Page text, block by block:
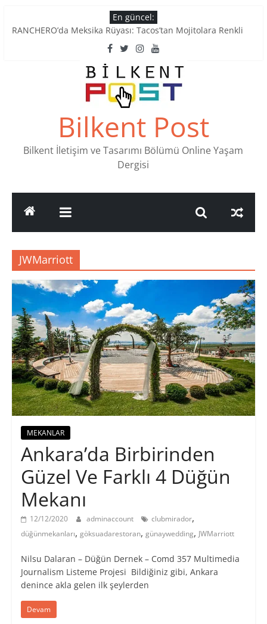
to
En güncel:
Tatlı Konuşalım: Ankara’nın 4 Köklü Pastanesi
RANCHERO’da Meksika Rüyası: Tacos’tan Mojitolara Renkli
Ankara’nın Ruhunu Notalarda Yaşatan 4 Müzik Durağı
Pullardaki tarih: PTT Pul Müzesi
Stamp Collectors Unite: Places to Find Stamps in Ankara
Bilkent Post
Bilkent İletişim ve Tasarımı Bölümü Online Yaşam
Dergisi
JWMarriott
MEKANLAR
Ankara’da Birbirinden
Güzel Ve Farklı 4 Düğün
Mekanı
12/12/2020 adminaccount clubmirador,
düğünmekanları, göksuadarestoran, günaywedding, JWMarriott
Nilsu Dalaran – Düğün Dernek – Comd 357 Multimedia
Journalism Listeme Projesi Bildiğiniz gibi, Ankara
denince akla gelen ilk şeylerden
Devam